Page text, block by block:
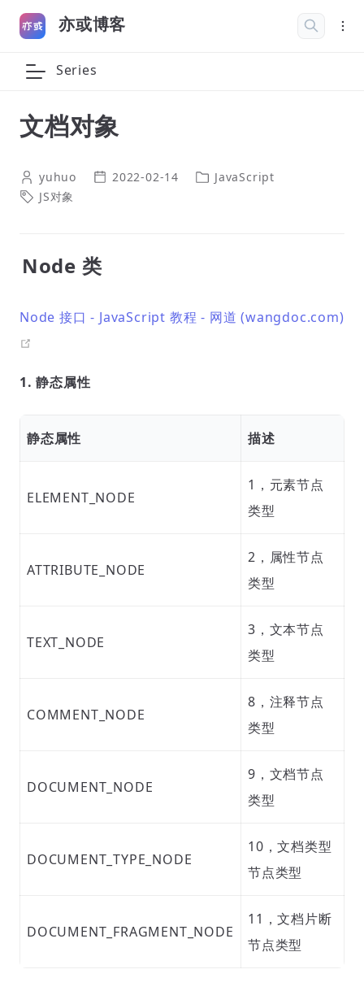
亦或博客
Series
文档对象
yuhuo 2022-02-14
JavaScript
JS对象
Node 类
Node 接口 - JavaScript 教程 - 网道 (wangdoc.com)
1. 静态属性
静态属性 描述
ELEMENT_NODE
1，元素节点
类型
ATTRIBUTE_NODE
2，属性节点
类型
TEXT_NODE
3，文本节点
类型
COMMENT_NODE
8，注释节点
类型
DOCUMENT_NODE
9，文档节点
类型
DOCUMENT_TYPE_NODE
10，文档类型
节点类型
DOCUMENT_FRAGMENT_NODE
11，文档片断
节点类型